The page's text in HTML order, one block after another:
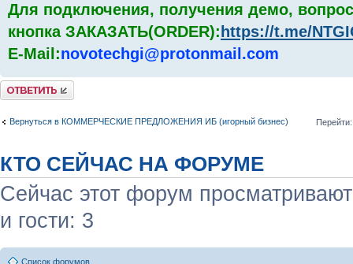
Для подключения, получения демо,
кнопка ЗАКАЗАТЬ(ORDER): https://t.me/
E-Mail:novotechgi@protonmail.com
Комментировать
Вернуться в КОММЕРЧЕСКИЕ ПРЕДЛОЖЕНИЯ ИБ (игорный бизнес) Перейти:
КТО СЕЙЧАС НА ФОРУМЕ
Сейчас этот форум
и гости: 3
Список форумов